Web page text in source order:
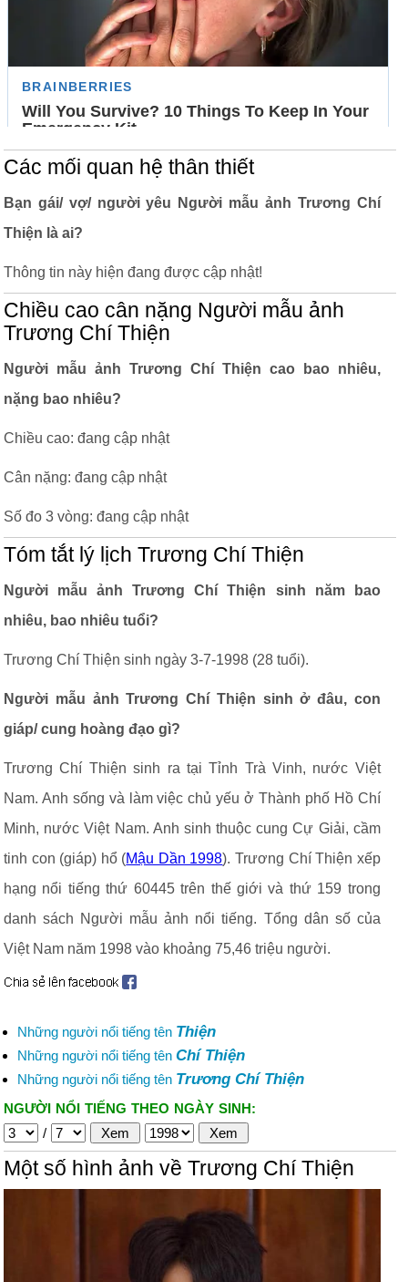
Các mối quan hệ thân thiết
Bạn gái/ vợ/ người yêu Người mẫu ảnh Trương Chí
Thiện là ai?
Thông tin này hiện đang được cập nhật!
Chiều cao cân nặng Người mẫu ảnh
Trương Chí Thiện
Người mẫu ảnh Trương Chí Thiện cao bao nhiêu,
nặng bao nhiêu?
Chiều cao: đang cập nhật
Cân nặng: đang cập nhật
Số đo 3 vòng: đang cập nhật
Tóm tắt lý lịch Trương Chí Thiện
Người mẫu ảnh Trương Chí Thiện sinh năm bao
nhiêu, bao nhiêu tuổi?
Trương Chí Thiện sinh ngày 3-7-1998 (28 tuổi).
Người mẫu ảnh Trương Chí Thiện sinh ở đâu, con
giáp/ cung hoàng đạo gì?
Trương Chí Thiện sinh ra tại Tỉnh Trà Vinh, nước Việt
Nam. Anh sống và làm việc chủ yếu ở Thành phố Hồ Chí
Minh, nước Việt Nam. Anh sinh thuộc cung Cự Giải, cầm
tinh con (giáp) hổ (Mậu Dần 1998). Trương Chí Thiện xếp
hạng nổi tiếng thứ 60445 trên thế giới và thứ 159 trong
danh sách Người mẫu ảnh nổi tiếng. Tổng dân số của
Việt Nam năm 1998 vào khoảng 75,46 triệu người.
Những người nổi tiếng tên Thiện
Những người nổi tiếng tên Chí Thiện
Những người nổi tiếng tên Trương Chí Thiện
NGƯỜI NỔI TIẾNG THEO NGÀY SINH:
/
Một số hình ảnh về Trương Chí Thiện